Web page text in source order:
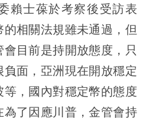
賴士葆於考察後受訪表
相關法規雖未通過，但
目前是持開放態度，只
面，亞洲現在開放穩定
，國內對穩定幣的態度
了因應川普，金管會持